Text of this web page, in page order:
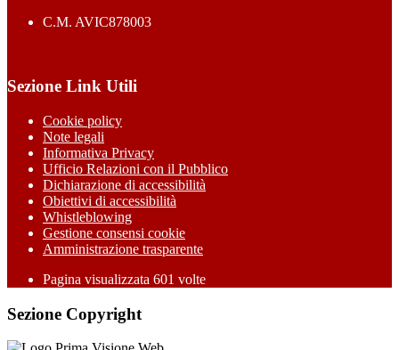
C.M. AVIC878003
Sezione Link Utili
Cookie policy
Note legali
Informativa Privacy
Ufficio Relazioni con il Pubblico
Dichiarazione di accessibilità
Obiettivi di accessibilità
Whistleblowing
Gestione consensi cookie
Amministrazione trasparente
Pagina visualizzata 601 volte
Sezione Copyright